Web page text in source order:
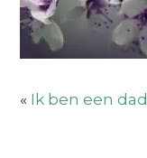
« Ik ben een